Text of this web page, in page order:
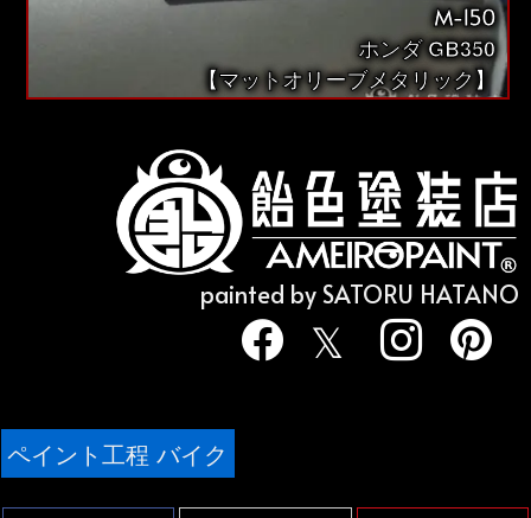
M-150
ホンダ GB350
【マットオリーブメタリック】
painted by SATORU HATANO
ペイント工程 バイク